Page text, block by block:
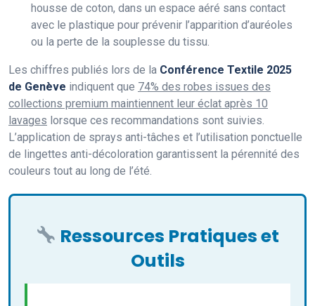
housse de coton, dans un espace aéré sans contact
avec le plastique pour prévenir l’apparition d’auréoles
ou la perte de la souplesse du tissu.
Les chiffres publiés lors de la Conférence Textile 2025
de Genève indiquent que 74% des robes issues des
collections premium maintiennent leur éclat après 10
lavages lorsque ces recommandations sont suivies.
L’application de sprays anti-tâches et l’utilisation ponctuelle
de lingettes anti-décoloration garantissent la pérennité des
couleurs tout au long de l’été.
Ressources Pratiques et
Outils